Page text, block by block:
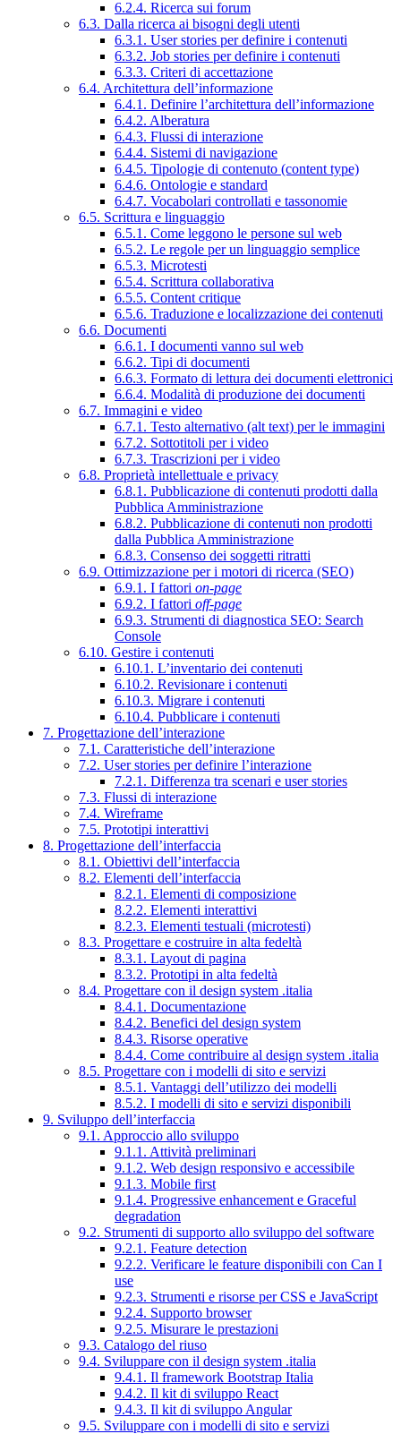
6.2.4. Ricerca sui forum
6.3. Dalla ricerca ai bisogni degli utenti
6.3.1. User stories per definire i contenuti
6.3.2. Job stories per definire i contenuti
6.3.3. Criteri di accettazione
6.4. Architettura dell’informazione
6.4.1. Definire l’architettura dell’informazione
6.4.2. Alberatura
6.4.3. Flussi di interazione
6.4.4. Sistemi di navigazione
6.4.5. Tipologie di contenuto (content type)
6.4.6. Ontologie e standard
6.4.7. Vocabolari controllati e tassonomie
6.5. Scrittura e linguaggio
6.5.1. Come leggono le persone sul web
6.5.2. Le regole per un linguaggio semplice
6.5.3. Microtesti
6.5.4. Scrittura collaborativa
6.5.5. Content critique
6.5.6. Traduzione e localizzazione dei contenuti
6.6. Documenti
6.6.1. I documenti vanno sul web
6.6.2. Tipi di documenti
6.6.3. Formato di lettura dei documenti elettronici
6.6.4. Modalità di produzione dei documenti
6.7. Immagini e video
6.7.1. Testo alternativo (alt text) per le immagini
6.7.2. Sottotitoli per i video
6.7.3. Trascrizioni per i video
6.8. Proprietà intellettuale e privacy
6.8.1. Pubblicazione di contenuti prodotti dalla
Pubblica Amministrazione
6.8.2. Pubblicazione di contenuti non prodotti
dalla Pubblica Amministrazione
6.8.3. Consenso dei soggetti ritratti
6.9. Ottimizzazione per i motori di ricerca (SEO)
6.9.1. I fattori on-page
6.9.2. I fattori off-page
6.9.3. Strumenti di diagnostica SEO: Search
Console
6.10. Gestire i contenuti
6.10.1. L’inventario dei contenuti
6.10.2. Revisionare i contenuti
6.10.3. Migrare i contenuti
6.10.4. Pubblicare i contenuti
7. Progettazione dell’interazione
7.1. Caratteristiche dell’interazione
7.2. User stories per definire l’interazione
7.2.1. Differenza tra scenari e user stories
7.3. Flussi di interazione
7.4. Wireframe
7.5. Prototipi interattivi
8. Progettazione dell’interfaccia
8.1. Obiettivi dell’interfaccia
8.2. Elementi dell’interfaccia
8.2.1. Elementi di composizione
8.2.2. Elementi interattivi
8.2.3. Elementi testuali (microtesti)
8.3. Progettare e costruire in alta fedeltà
8.3.1. Layout di pagina
8.3.2. Prototipi in alta fedeltà
8.4. Progettare con il design system .italia
8.4.1. Documentazione
8.4.2. Benefici del design system
8.4.3. Risorse operative
8.4.4. Come contribuire al design system .italia
8.5. Progettare con i modelli di sito e servizi
8.5.1. Vantaggi dell’utilizzo dei modelli
8.5.2. I modelli di sito e servizi disponibili
9. Sviluppo dell’interfaccia
9.1. Approccio allo sviluppo
9.1.1. Attività preliminari
9.1.2. Web design responsivo e accessibile
9.1.3. Mobile first
9.1.4. Progressive enhancement e Graceful
degradation
9.2. Strumenti di supporto allo sviluppo del software
9.2.1. Feature detection
9.2.2. Verificare le feature disponibili con Can I
use
9.2.3. Strumenti e risorse per CSS e JavaScript
9.2.4. Supporto browser
9.2.5. Misurare le prestazioni
9.3. Catalogo del riuso
9.4. Sviluppare con il design system .italia
9.4.1. Il framework Bootstrap Italia
9.4.2. Il kit di sviluppo React
9.4.3. Il kit di sviluppo Angular
9.5. Sviluppare con i modelli di sito e servizi